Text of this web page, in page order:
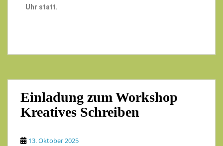
Uhr statt.
Einladung zum Workshop
Kreatives Schreiben
13. Oktober 2025